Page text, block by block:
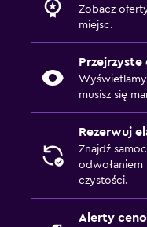
Zobacz
miejsc.
Przejrzyste
musisz się
Rezerwuj
Znajdź
odwołaniem
czystości.
Alerty